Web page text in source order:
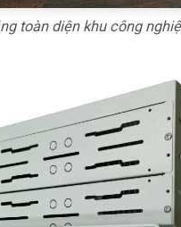
toàn diện khu công